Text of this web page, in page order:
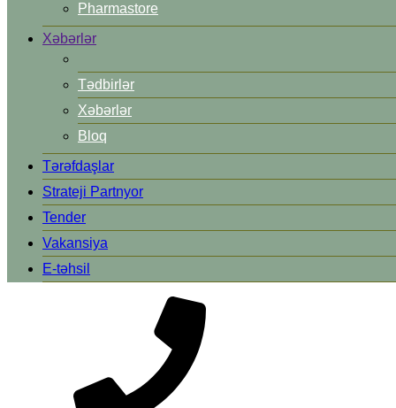
Pharmastore
Xəbərlər
Tədbirlər
Xəbərlər
Bloq
Tərəfdaşlar
Strateji Partnyor
Tender
Vakansiya
E-təhsil